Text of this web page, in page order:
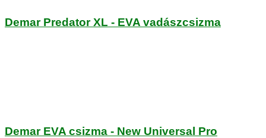
Demar Predator XL - EVA vadászcsizma
Demar EVA csizma - New Universal Pro